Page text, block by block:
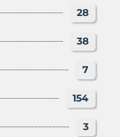
28
38
7
154
3